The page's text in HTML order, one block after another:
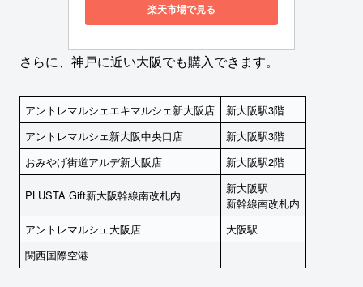
楽天市場で見る
さらに、神戸に近い大阪でも購入できます。
アントレマルシェエキマルシェ新大阪店
新大阪駅3階
アントレマルシェ新大阪中央口店
新大阪駅3階
おみやげ街道アルデ新大阪店
新大阪駅2階
PLUSTA Gift新大阪幹線南改札内
新大阪駅
新幹線南改札内
アントレマルシェ大阪店
大阪駅
関西国際空港